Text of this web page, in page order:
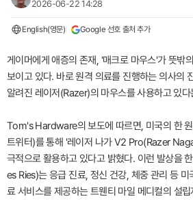
2026-06-22 14:28
English(영문) Google 선호 출처 추가
게이머에게 애증의 존재, '매크로 마우스'가 뜻밖
보이고 있다. 바로 원격 의료를 진행하는 의사의
알려진 레이저(Razer)의 마우스를 사용하고 있다
Tom's Hardware의 보도에 따르면, 미국의 한
트위터)를 통해 '레이저 나가 V2 Pro(Razer
극적으로 활용하고 있다고 밝혔다. 이런 발상을
es Ries)는 응급 진료, 정신 건강, 체중 관리 등
료 서비스를 제공하는 트웬티 마일 메디컬의 설립